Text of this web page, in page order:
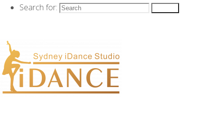
Search for:
和自信！组织学
比赛中迅速提高
自己！